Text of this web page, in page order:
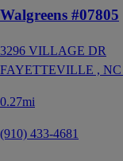
Walgreens #07805
3296 VILLAGE DR
FAYETTEVILLE , NC
0.27mi
(910) 433-4681